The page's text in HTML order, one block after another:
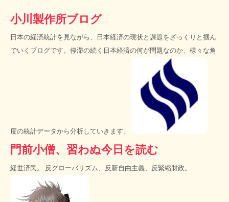
小川製作所ブログ
日本の経済統計を見ながら、日本経済の現状と課題をざっくりと掴ん
でいくブログです。停滞の続く日本経済の何が問題なのか、様々な角
度の統計データから分析していきます。
門前小僧、習わぬ今日を読む
経世済民。 反グローバリズム、反新自由主義、反緊縮財政。